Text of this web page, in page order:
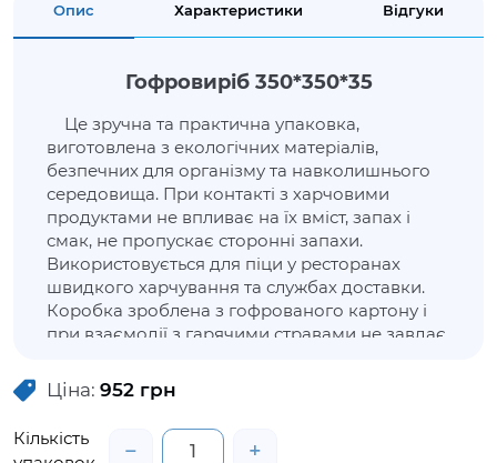
Опис Характеристики Відгуки
Гофровиріб 350*350*35
Це зручна та практична упаковка,
виготовлена з екологічних матеріалів,
безпечних для організму та навколишнього
середовища. При контакті з харчовими
продуктами не впливає на їх вміст, запах і
смак, не пропускає сторонні запахи.
Використовується для піци у ресторанах
швидкого харчування та службах доставки.
Коробка зроблена з гофрованого картону і
при взаємодії з гарячими стравами не завдає
продуктам не втратити зовнішню
привабливість, зберегти свіжість та
властивості.
Ціна: 952 грн
Кількість
− +